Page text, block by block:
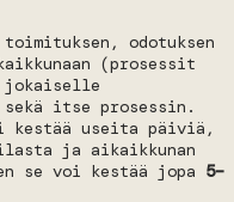
odotuksen
(prosessit
jokaiselle
itse prosessin.
kestää useita päiviä,
ja aikaikkunan
se voi kestää jopa 5–